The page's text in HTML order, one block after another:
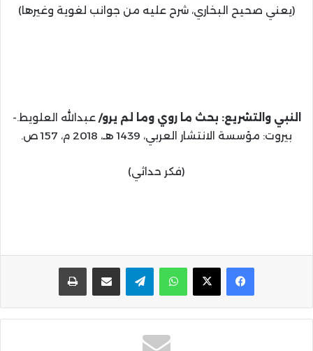
(يعني صحيح البخاري، شرح عليه من جوانب لغوية وغيرها)
‏النبي والتشريع:‏ ‏بحث ما روي وما لم يرو/عبدالله العلويط.-
بيروت: مؤسسة الانتشار العربي، 1439 هـ، 2018 م، 157 ص.
(فكر حداثي)
واتساب تيلقرام مشاركة عبر البريد